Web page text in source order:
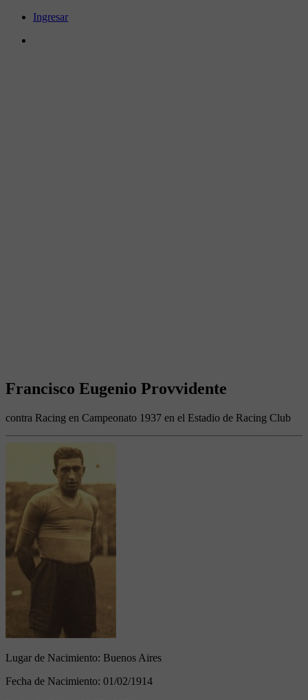
Ingresar
Francisco Eugenio Provvidente
contra Racing en Campeonato 1937 en el Estadio de Racing Club
Lugar de Nacimiento: Buenos Aires
Fecha de Nacimiento: 01/02/1914